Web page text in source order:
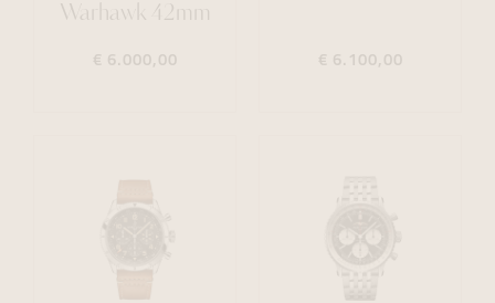
Warhawk 42mm
€ 6.000,00 € 6.100,00